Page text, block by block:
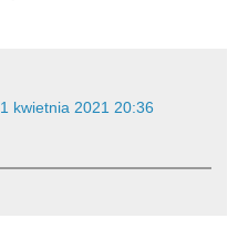
1 kwietnia 2021 20:36